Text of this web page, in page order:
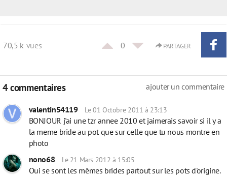
70,5 k vues 0 PARTAGER
4 commentaires ajouter un commentaire
valentin54119 Le 01 Octobre 2011 à 23:13
BONJOUR j'ai une tzr annee 2010 et jaimerais savoir si il y a
la meme bride au pot que sur celle que tu nous montre en
photo
nono68
Le 21 Mars 2012 à 15:05
Oui se sont les mêmes brides partout sur les pots d'origine.